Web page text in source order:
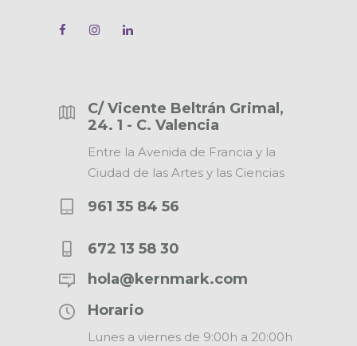
C/ Vicente Beltrán Grimal,
24. 1 - C. Valencia
Entre la Avenida de Francia y la
Ciudad de las Artes y las Ciencias
961 35 84 56
672 13 58 30
hola@kernmark.com
Horario
Lunes a viernes de 9:00h a 20:00h